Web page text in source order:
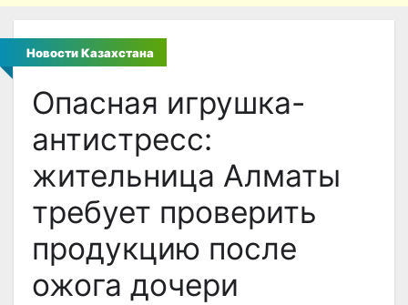
Новости Казахстана
Опасная игрушка-
антистресс:
жительница Алматы
требует проверить
продукцию после
ожога дочери